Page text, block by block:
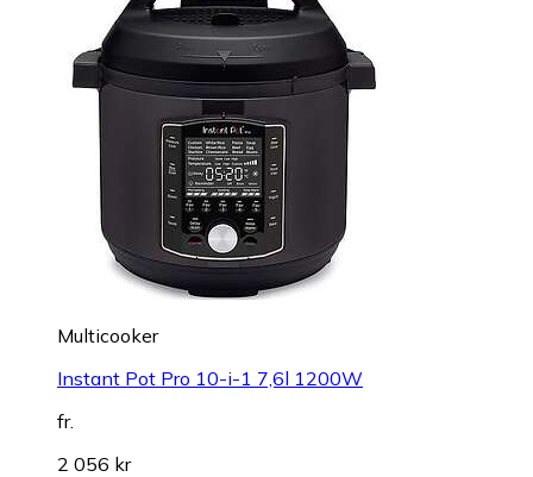
Multicooker
Instant Pot Pro 10-i-1 7,6l 1200W
fr.
2 056 kr